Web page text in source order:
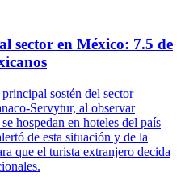
sector en México: 7.5 de
sostén del sector
Servytur, al observar
hospedan en hoteles del país
de esta situación y de la
que el turista extranjero decida